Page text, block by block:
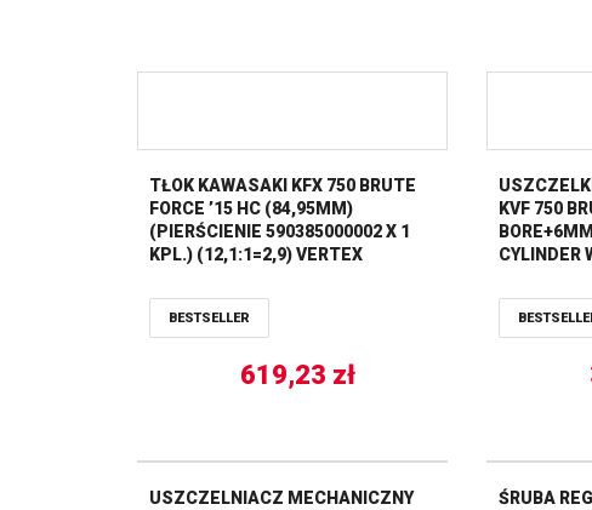
TŁOK KAWASAKI KFX 750 BRUTE
FORCE ’15 HC (84,95MM)
(PIERŚCIENIE 590385000002 X 1
KPL.) (12,1:1=2,9) VERTEX
BESTSELLER
619,23 zł
KVF 750
CYLINDER
USZCZELNIACZ MECHANICZNY
ŚRUBA